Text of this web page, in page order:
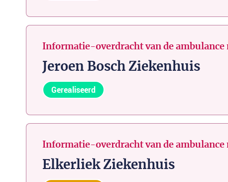
Informatie-overdracht van de ambulance
Jeroen Bosch Ziekenhuis
Gerealiseerd
Informatie-overdracht van de ambulance
Elkerliek Ziekenhuis